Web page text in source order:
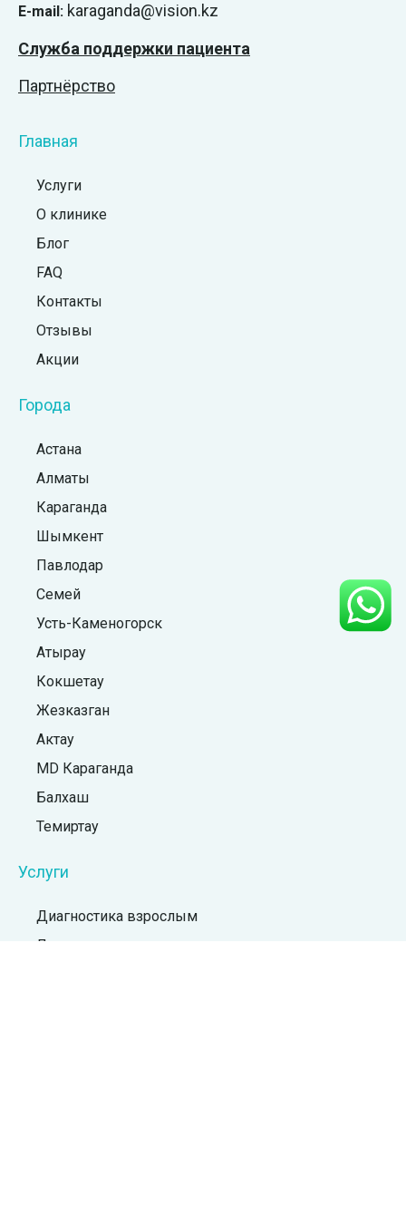
E-mail: karaganda@vision.kz
Служба поддержки пациента
Партнёрство
Главная
Услуги
О клинике
Блог
FAQ
Контакты
Отзывы
Акции
Города
Астана
Алматы
Караганда
Шымкент
Павлодар
Семей
Усть-Каменогорск
Атырау
Кокшетау
Жезказган
Актау
MD Караганда
Балхаш
Темиртау
Услуги
Диагностика взрослым
Лазерная коррекция зрения